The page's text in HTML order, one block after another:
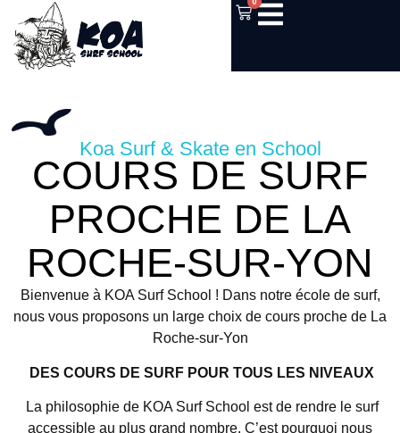
Koa Surf & Skate en School
COURS DE SURF
PROCHE DE LA
ROCHE-SUR-YON
Bienvenue à KOA Surf School ! Dans notre école de surf,
nous vous proposons un large choix de cours proche de La
Roche-sur-Yon
DES COURS DE SURF POUR TOUS LES NIVEAUX
La philosophie de KOA Surf School est de rendre le surf
accessible au plus grand nombre. C’est pourquoi nous